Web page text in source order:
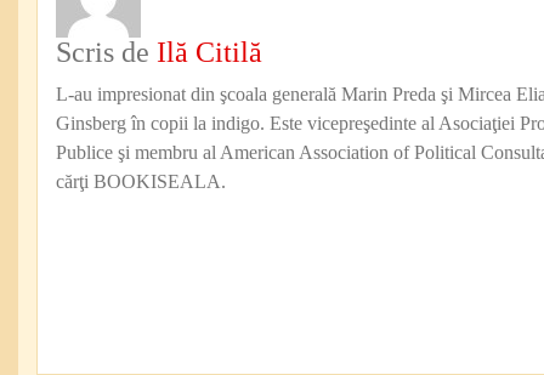
Scris de Ilă Citilă
L-au impresionat din şcoala generală Marin Preda şi Mircea
Ginsberg în copii la indigo. Este vicepreşedinte al Asociaţiei
Publice şi membru al American Association of Political
cărţi BOOKISEALA.